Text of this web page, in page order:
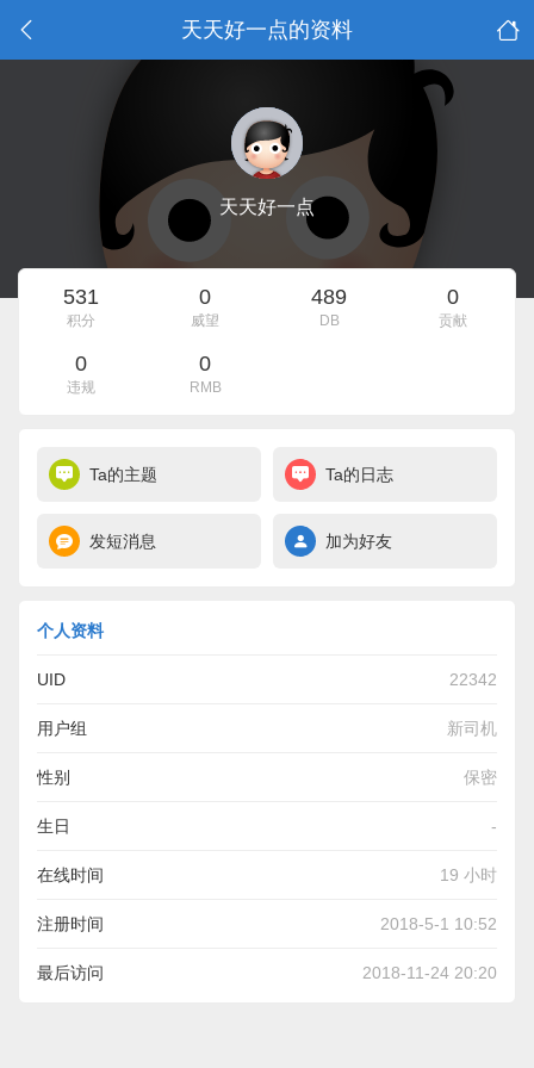
天天好一点的资料
天天好一点
531
积分
0
威望
489
DB
0
贡献
0
违规
0
RMB
Ta的主题 Ta的日志
发短消息 加为好友
个人资料
UID 22342
用户组 新司机
性别 保密
生日 -
在线时间 19 小时
注册时间 2018-5-1 10:52
最后访问 2018-11-24 20:20